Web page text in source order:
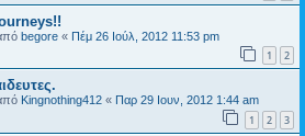
begore « Πέμ 26 Ιούλ, 2012 11:53 pm
1 2
Kingnothing412 « Παρ 29 Ιουν, 2012 1:44 am
1 2 3